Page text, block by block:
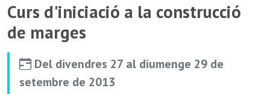
Curs d'iniciació a la construcció
de marges
Del divendres 27 al diumenge 29 de
setembre de 2013